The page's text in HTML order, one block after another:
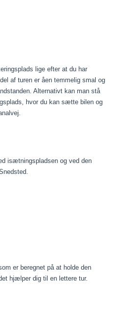
lige efter at du har
af turen er åen temmelig smal og
Alternativt kan man stå
hvor du kan sætte bilen og
isætningspladsen og ved den
er beregnet på at holde den
hjælper dig til en lettere tur.